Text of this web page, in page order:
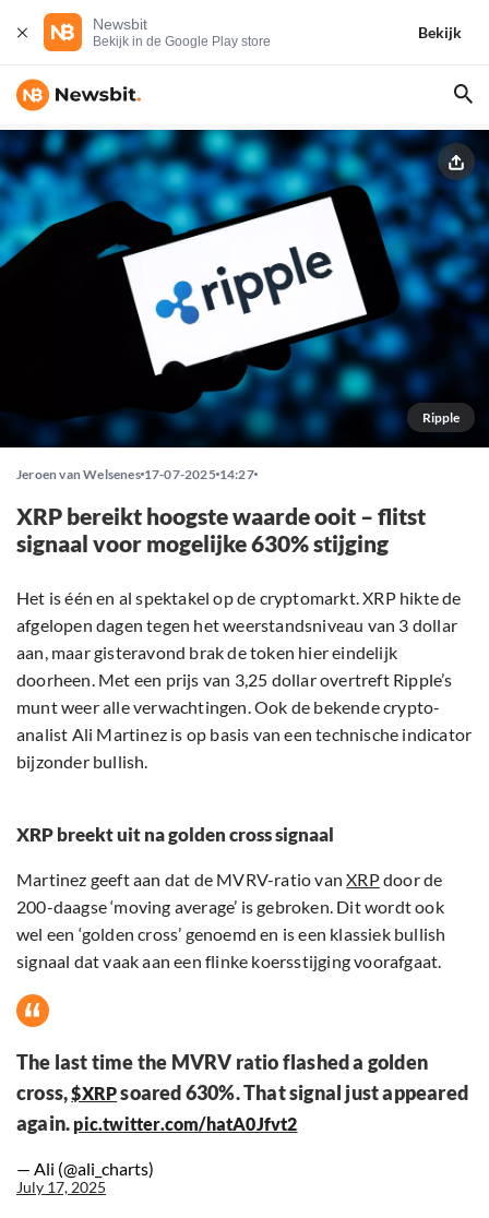
Newsbit
Bekijk in de Google Play store
Bekijk
Ripple
Jeroen van Welsenes 17-07-2025 14:27
XRP bereikt hoogste waarde ooit – flitst
signaal voor mogelijke 630% stijging
Het is één en al spektakel op de cryptomarkt. XRP hikte de
afgelopen dagen tegen het weerstandsniveau van 3 dollar
aan, maar gisteravond brak de token hier eindelijk
doorheen. Met een prijs van 3,25 dollar overtreft Ripple’s
munt weer alle verwachtingen. Ook de bekende crypto-
analist Ali Martinez is op basis van een technische indicator
bijzonder bullish.
XRP breekt uit na golden cross signaal
Martinez geeft aan dat de MVRV-ratio vanXRPdoor de
200-daagse ‘moving average’ is gebroken. Dit wordt ook
wel een ‘golden cross’ genoemd en is een klassiek bullish
signaal dat vaak aan een flinke koersstijging voorafgaat.
The last time the MVRV ratio flashed a golden
cross,$XRPsoared 630%. That signal just appeared
again. pic.twitter.com/hatA0Jfvt2
— Ali (@ali_charts)
July 17, 2025